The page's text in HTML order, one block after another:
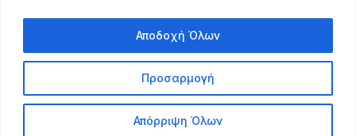
Προσαρμογή
Απόρριψη Όλων
Αποδοχή Όλων
Χρήσιμες Σελίδες
Προϊόντα
Τρόποι Αποστολής